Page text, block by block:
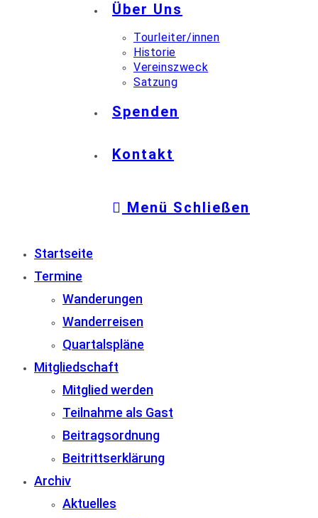
Über Uns
Tourleiter/innen
Historie
Vereinszweck
Satzung
Spenden
Kontakt
Menü Schließen
Startseite
Termine
Wanderungen
Wanderreisen
Quartalspläne
Mitgliedschaft
Mitglied werden
Teilnahme als Gast
Beitragsordnung
Beitrittserklärung
Archiv
Aktuelles